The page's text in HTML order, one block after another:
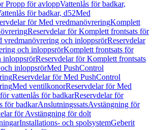
Propp för avloppVattenlås för badkar,
för badkar, d52Med
för Med vredmanövreringKomplett
Reservdelar för Komplett frontsats för
vredmanövrering och inloppsrörReservdelar
och inloppsrörKomplett frontsats för
inloppsrörReservdelar för Komplett frontsats
inloppsrörMed PushControl
Reservdelar för Med PushControl
Med ventilkonorReservdelar för Med
vattenlås för badkarReservdelar för
för badkarAnslutningssatsAvstängning för
för Avstängning för dolt
Installations- och spolsystemGeberit